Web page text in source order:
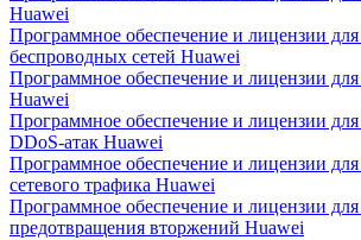
Huawei
Программное обеспечение и лицензии
беспроводных сетей Huawei
Программное обеспечение и лицензии
Huawei
Программное обеспечение и лицензии
DDoS-атак Huawei
Программное обеспечение и лицензии для
сетевого трафика Huawei
Программное обеспечение и лицензии для
предотвращения вторжений Huawei